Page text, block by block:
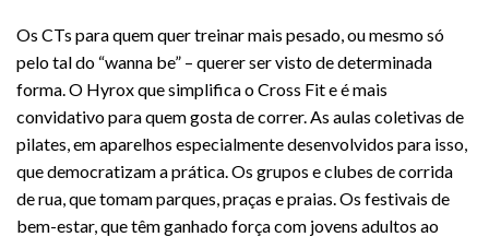
Os CTs para quem quer treinar mais pesado, ou mesmo só
pelo tal do “wanna be” – querer ser visto de determinada
forma. O Hyrox que simplifica o Cross Fit e é mais
convidativo para quem gosta de correr. As aulas coletivas de
pilates, em aparelhos especialmente desenvolvidos para isso,
que democratizam a prática. Os grupos e clubes de corrida
de rua, que tomam parques, praças e praias. Os festivais de
bem-estar, que têm ganhado força com jovens adultos ao